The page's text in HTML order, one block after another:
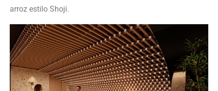
arroz estilo Shoji.